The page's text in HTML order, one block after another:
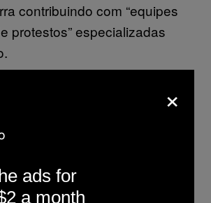
contribuindo com “equipes
protestos” especializadas
×
ads for
a month